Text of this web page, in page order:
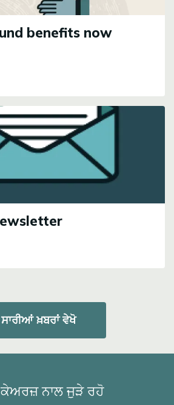
benefits now
ਸਾਰੀਆਂ ਖ਼ਬਰਾਂ ਵੇਖੋ
ਨਾਲ ਜੁੜੇ ਰਹੋ